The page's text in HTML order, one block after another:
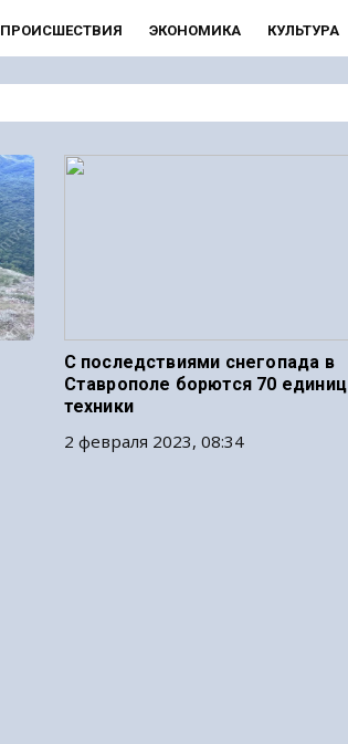
ПРОИСШЕСТВИЯ ЭКОНОМИКА КУЛЬТУРА
С последствиями снегопада в
Ставрополе борются 70 единиц
техники
2 февраля 2023, 08:34